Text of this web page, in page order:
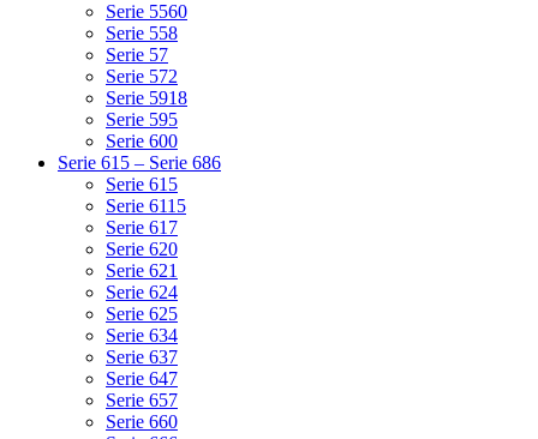
Serie 5560
Serie 558
Serie 57
Serie 572
Serie 5918
Serie 595
Serie 600
Serie 615 – Serie 686
Serie 615
Serie 6115
Serie 617
Serie 620
Serie 621
Serie 624
Serie 625
Serie 634
Serie 637
Serie 647
Serie 657
Serie 660